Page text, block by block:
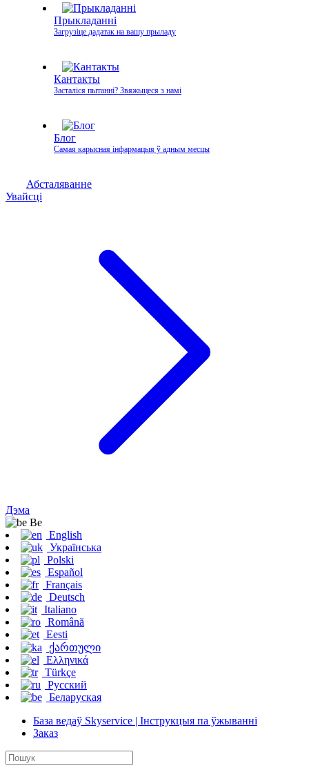
Прыкладанні
Загрузіце дадатак на вашу прыладу
Кантакты
Засталіся пытанні? Звяжыцеся з намі
Блог
Самая карысная інфармацыя ў адным месцы
Абсталяванне
Увайсці
Дэма
Be
English
Українська
Polski
Español
Français
Deutsch
Italiano
Română
Eesti
ქართული
Ελληνικά
Türkçe
Русский
Беларуская
База ведаў Skyservice | Інструкцыя па ўжыванні
Заказ